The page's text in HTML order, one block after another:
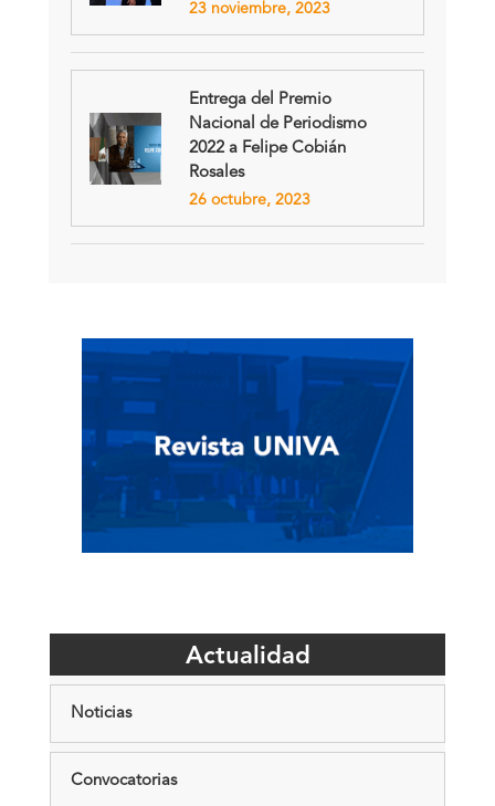
23 noviembre, 2023
Entrega del Premio
Nacional de Periodismo
2022 a Felipe Cobián
Rosales
26 octubre, 2023
Actualidad
Noticias
Convocatorias